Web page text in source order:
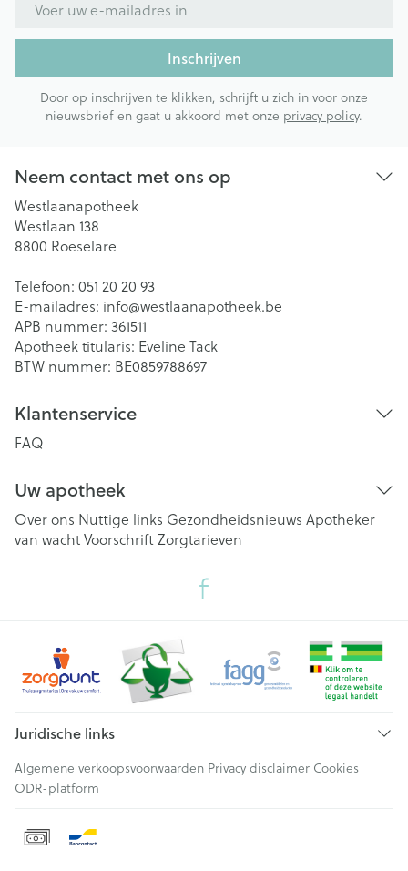
Inschrijven
Door op inschrijven te klikken, schrijft u zich in voor onze
nieuwsbrief en gaat u akkoord met onze privacy policy.
Neem contact met ons op
Westlaanapotheek
Westlaan 138
8800 Roeselare
Telefoon: 051 20 20 93
E-mailadres: info@westlaanapotheek.be
APB nummer: 361511
Apotheek titularis: Eveline Tack
BTW nummer: BE0859788697
Klantenservice
FAQ
Uw apotheek
Over ons Nuttige links Gezondheidsnieuws Apotheker
van wachtVoorschriftZorgtarieven
Juridische links
Algemene verkoopsvoorwaarden Privacy disclaimer Cookies
ODR-platform